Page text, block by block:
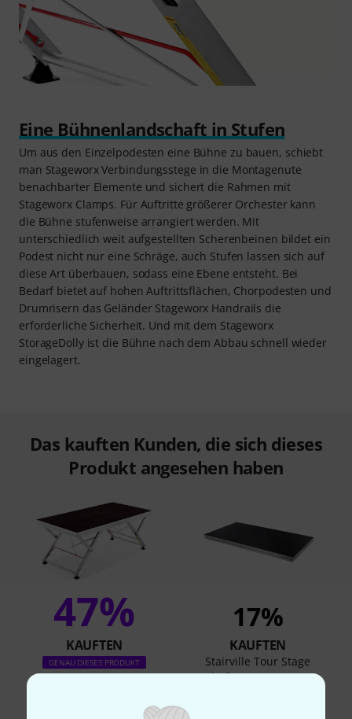
Eine Bühnenlandschaft in Stufen
Um aus den Einzelpodesten eine Bühne zu bauen, schiebt
man Stageworx Verbindungsstege in die Montagenute
benachbarter Elemente und sichert die Rahmen mit
Stageworx Clamps. Für Auftritte größerer Orchester kann
die Bühne stufenweise arrangiert werden. Mit
unterschiedlich weit aufgestellten Scherenbeinen bildet ein
Podest nicht nur eine Schräge, auch Stufen lassen sich auf
diese Art überbauen, sodass eine Ebene entsteht. Bei
Bedarf bietet auf hohen Auftrittsflächen, Chorpodesten und
Drumrisern das Geländer Stageworx Handrails die
erforderliche Sicherheit. Und mit dem Stageworx
StorageDolly ist die Bühne nach dem Abbau schnell wieder
eingelagert.
Das kauften Kunden, die sich dieses
Produkt angesehen haben
47%
KAUFTEN
GENAU DIESES PRODUKT
17%
KAUFTEN
Stairville Tour Stage
Platform 2x1m ODW